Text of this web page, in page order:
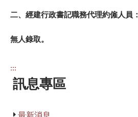
二、經建行政書記職務代理約僱人員：
無人錄取。
:::
訊息專區
最新消息